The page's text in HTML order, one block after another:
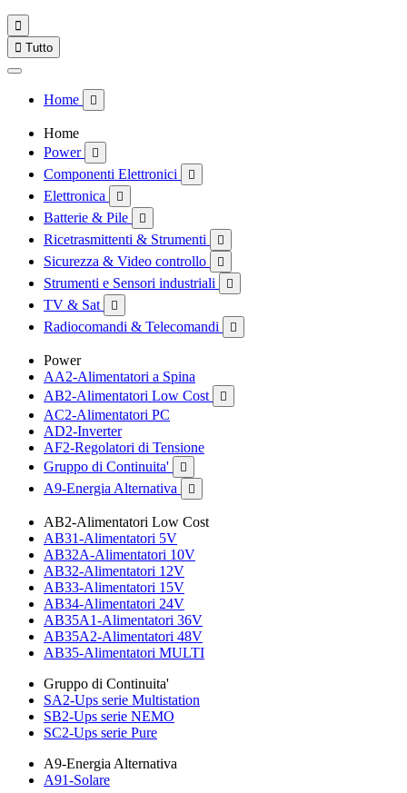

 Tutto
Home 
Home
Power

Componenti Elettronici 
Elettronica 
Batterie & Pile 
Ricetrasmittenti & Strumenti 
Sicurezza & Video controllo 
Strumenti e Sensori industriali 
TV & Sat 
Radiocomandi & Telecomandi 
Power
AA2-Alimentatori a Spina
AB2-Alimentatori Low Cost

AC2-Alimentatori PC
AD2-Inverter
AF2-Regolatori di Tensione
Gruppo di Continuita'

A9-Energia Alternativa 
AB2-Alimentatori Low Cost
AB31-Alimentatori 5V
AB32A-Alimentatori 10V
AB32-Alimentatori 12V
AB33-Alimentatori 15V
AB34-Alimentatori 24V
AB35A1-Alimentatori 36V
AB35A2-Alimentatori 48V
AB35-Alimentatori MULTI
Gruppo di Continuita'
SA2-Ups serie Multistation
SB2-Ups serie NEMO
SC2-Ups serie Pure
A9-Energia Alternativa
A91-Solare